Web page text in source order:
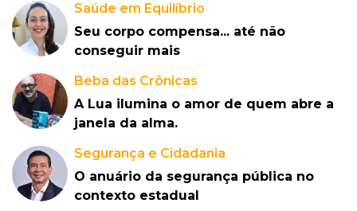
Saúde em Equilíbrio
Seu corpo compensa... até não
conseguir mais
Beba das Crônicas
A Lua ilumina o amor de quem abre a
janela da alma.
Segurança e Cidadania
O anuário da segurança pública no
contexto estadual